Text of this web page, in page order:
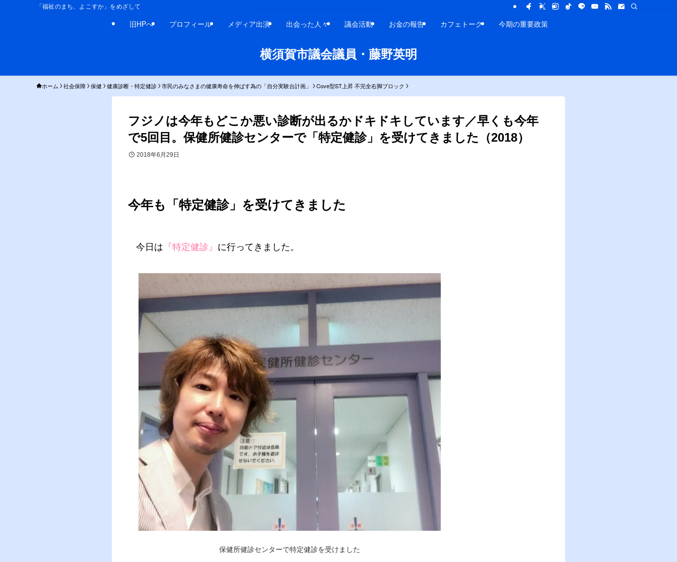
「福祉のまち、よこすか」をめざして
横須賀市議会議員・藤野英明
旧HPへ プロフィール メディア出演 出会った人々 議会活動 お金の報告 カフェトーク 今期の重要政策
ホーム 社会保障 保健 健康診断・特定健診 市民のみなさまの健康寿命を伸ばす為の「自分実験台計画」 Cove型ST上昇 不完全右脚ブロック
フジノは今年もどこか悪い診断が出るかドキドキしています／早くも今年
で5回目。保健所健診センターで「特定健診」を受けてきました（2018）
2018年6月29日
今年も「特定健診」を受けてきました
今日は 『特定健診』 に行ってきました。
保健所健診センターで特定健診を受けました